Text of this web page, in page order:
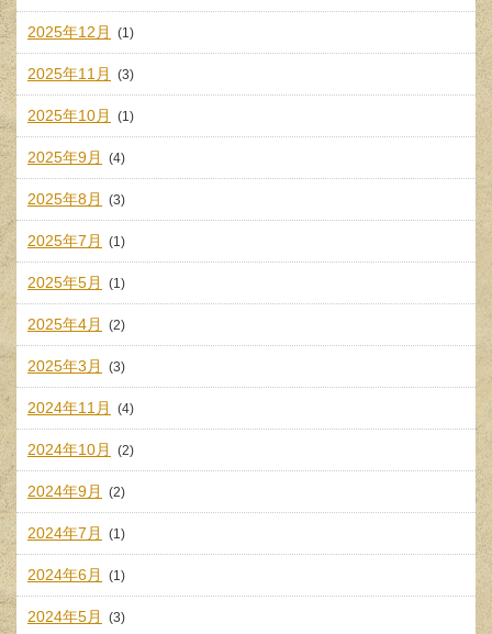
2025年12月 (1)
2025年11月 (3)
2025年10月 (1)
2025年9月 (4)
2025年8月 (3)
2025年7月 (1)
2025年5月 (1)
2025年4月 (2)
2025年3月 (3)
2024年11月 (4)
2024年10月 (2)
2024年9月 (2)
2024年7月 (1)
2024年6月 (1)
2024年5月 (3)